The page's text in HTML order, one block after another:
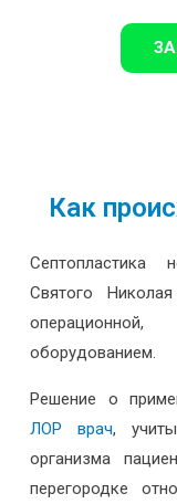
Как
Септопластика
Святого
оборудованием.
Решение о
ЛОР врач,
организма
перегородке